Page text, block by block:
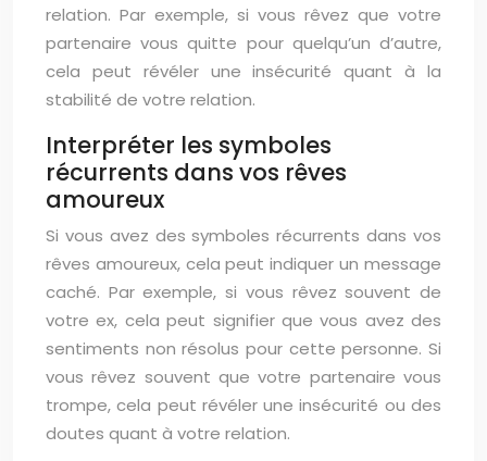
relation. Par exemple, si vous rêvez que votre
partenaire vous quitte pour quelqu’un d’autre,
cela peut révéler une insécurité quant à la
stabilité de votre relation.
Interpréter les symboles
récurrents dans vos rêves
amoureux
Si vous avez des symboles récurrents dans vos
rêves amoureux, cela peut indiquer un message
caché. Par exemple, si vous rêvez souvent de
votre ex, cela peut signifier que vous avez des
sentiments non résolus pour cette personne. Si
vous rêvez souvent que votre partenaire vous
trompe, cela peut révéler une insécurité ou des
doutes quant à votre relation.